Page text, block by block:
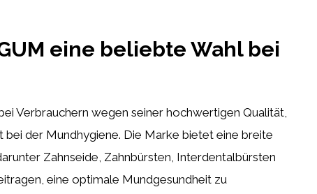
eine beliebte Wahl bei
Verbrauchern wegen seiner hochwertigen Qualität,
der Mundhygiene. Die Marke bietet eine breite
Zahnseide, Zahnbürsten, Interdentalbürsten
eine optimale Mundgesundheit zu